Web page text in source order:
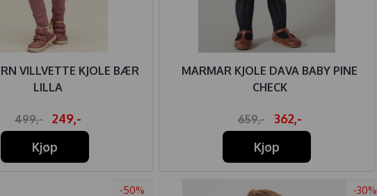
VILLVETTE KJOLE BÆR
LILLA
499,-
249,-
Kjøp
MARMAR KJOLE DAVA BABY PINE
CHECK
659,-
362,-
Kjøp
-50% -30%